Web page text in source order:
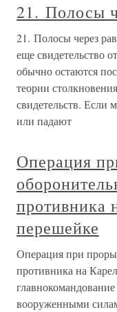
21. Полосы
21. Полосы через
еще свидетельство
обычно остаются
теории
свидетельств. Если
или падают
Операция
противника
перешейке
Операция при
противника на
вооруженными